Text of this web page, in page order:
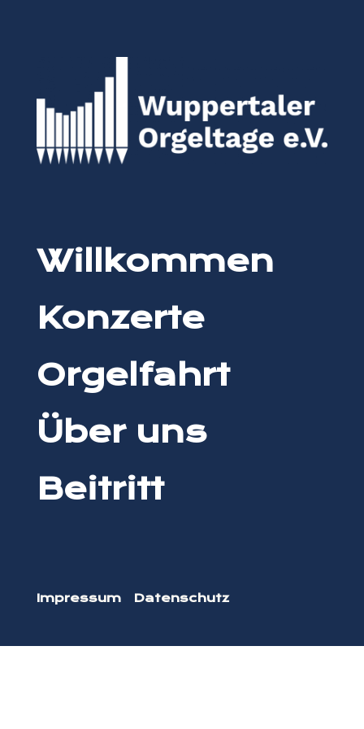
Willkommen
Konzerte
Orgelfahrt
Über uns
Beitritt
Impressum Datenschutz